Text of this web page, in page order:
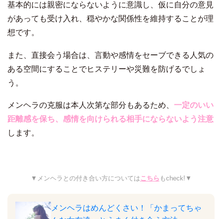
基本的には親密にならないように意識し、仮に自分の意見
があっても受け入れ、穏やかな関係性を維持することが理
想です。
また、直接会う場合は、言動や感情をセーブできる人気の
ある空間にすることでヒステリーや災難を防げるでしょ
う。
メンヘラの克服は本人次第な部分もあるため、 一定のいい
距離感を保ち、感情を向けられる相手にならないよう注意
します。
▼メンヘラとの付き合い方についてはこちら もcheck!▼
メンヘラはめんどくさい！「かまってちゃ